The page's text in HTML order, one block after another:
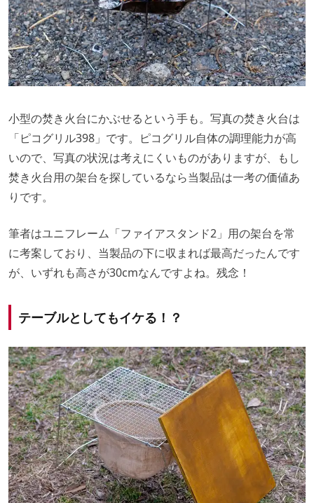
小型の焚き火台にかぶせるという手も。写真の焚き火台は
「ピコグリル398」です。ピコグリル自体の調理能力が高
いので、写真の状況は考えにくいものがありますが、もし
焚き火台用の架台を探しているなら当製品は一考の価値あ
りです。
筆者はユニフレーム「ファイアスタンド2」用の架台を常
に考案しており、当製品の下に収まれば最高だったんです
が、いずれも高さが30cmなんですよね。残念！
テーブルとしてもイケる！？